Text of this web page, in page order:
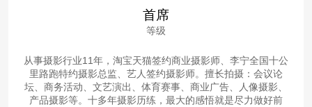
首席
等级
从事摄影行业11年，淘宝天猫签约商业摄影师、李宁全国十公
里路跑特约摄影总监、艺人签约摄影师。擅长拍摄：会议论
坛、商务活动、文艺演出、体育赛事、商业广告、人像摄影、
产品摄影等。十多年摄影历练，最大的感悟就是尽力做好前